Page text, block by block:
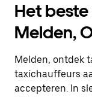
de
agenda
te
openen
een
datum
selecteren.
Het beste
Melden,
Melden, ontdek
taxichauffeurs
accepteren. In